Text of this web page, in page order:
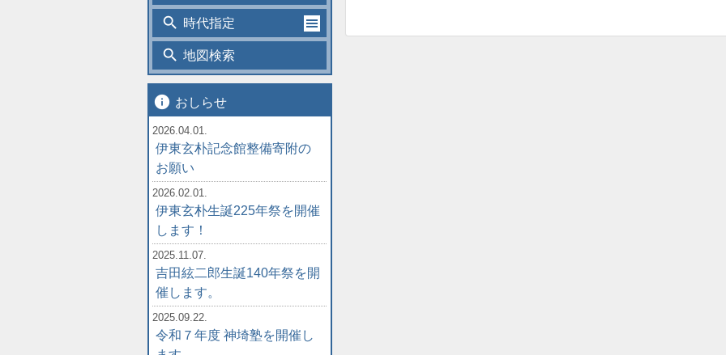
search 時代指定
search 地図検索
info おしらせ
2026.04.01.
伊東玄朴記念館整備寄附の
お願い
2026.02.01.
伊東玄朴生誕225年祭を開催
します！
2025.11.07.
吉田絃二郎生誕140年祭を開
催します。
2025.09.22.
令和７年度 神埼塾を開催し